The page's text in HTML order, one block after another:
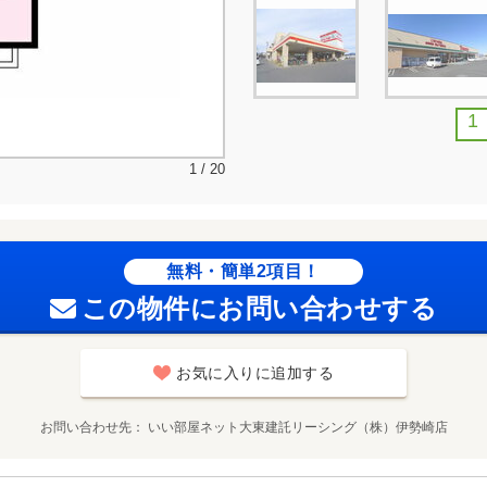
1 / 20
1
無料・簡単2項目！
この物件にお問い合わせする
お気に入りに追加する
お問い合わせ先 いい部屋ネット大東建託リーシング（株）伊勢崎店